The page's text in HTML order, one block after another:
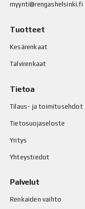
myynti@rengashelsinki.fi
Tuotteet
Kesärenkaat
Talvirenkaat
Tietoa
Tilaus- ja toimitusehdot
Tietosuojaseloste
Yritys
Yhteystiedot
Palvelut
Renkaiden vaihto